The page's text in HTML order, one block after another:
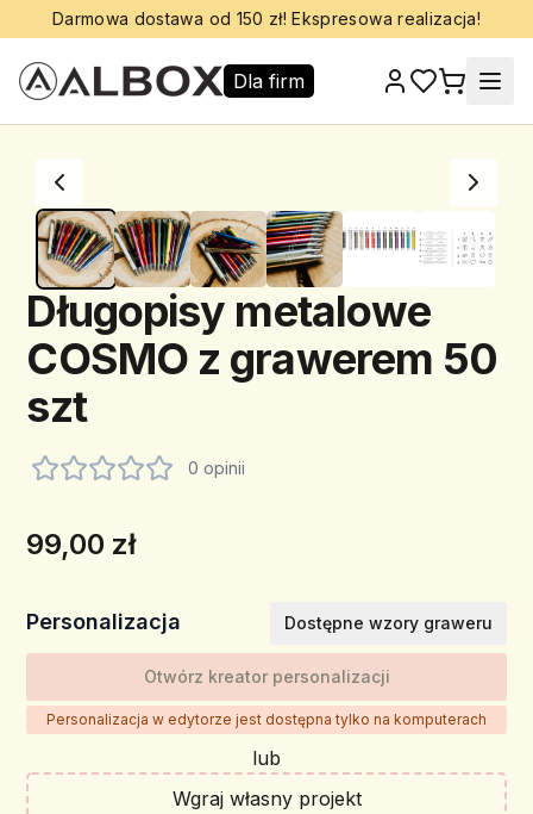
Darmowa dostawa od 150 zł! Ekspresowa realizacja!
Dla firm
Długopisy metalowe
COSMO z grawerem 50
szt
0 opinii
99,00 zł
Personalizacja Dostępne wzory graweru
Otwórz kreator personalizacji
Personalizacja w edytorze jest dostępna tylko na komputerach
lub
Wgraj własny projekt